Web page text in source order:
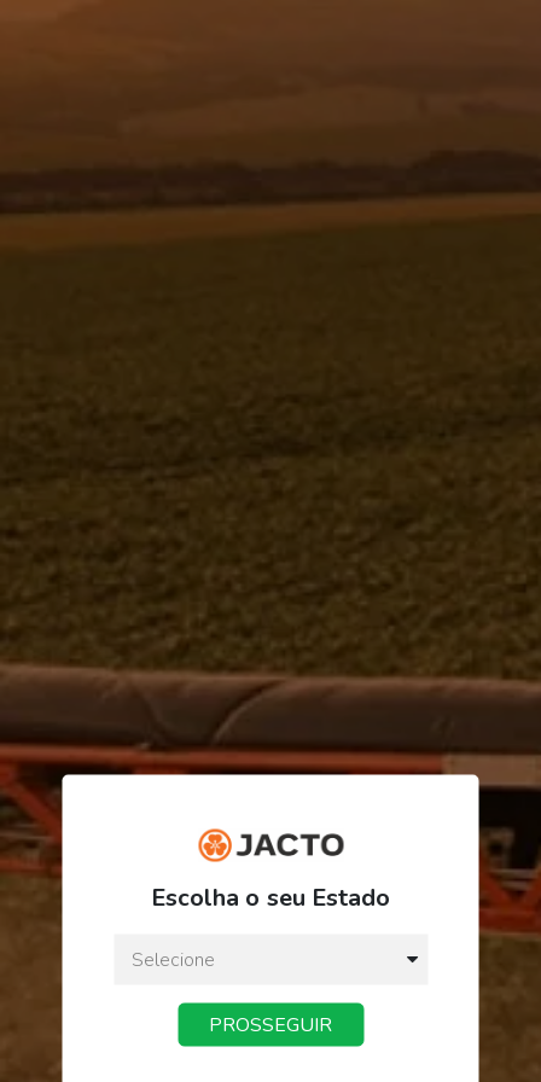
ANEL DE VEDAÇÃO 0 12 X 6,00 -
R$ 6,94
ou3x deR$ 2,31
Preço a vista:
Escolha o seu Estado
PROSSEGUIR